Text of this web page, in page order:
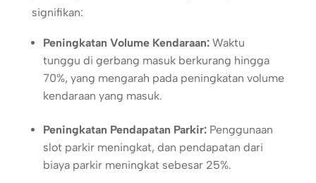
signifikan:
Peningkatan Volume Kendaraan:Waktu
tunggu di gerbang masuk berkurang hingga
70%, yang mengarah pada peningkatan volume
kendaraan yang masuk.
Peningkatan Pendapatan Parkir:Penggunaan
slot parkir meningkat, dan pendapatan dari
biaya parkir meningkat sebesar 25%.